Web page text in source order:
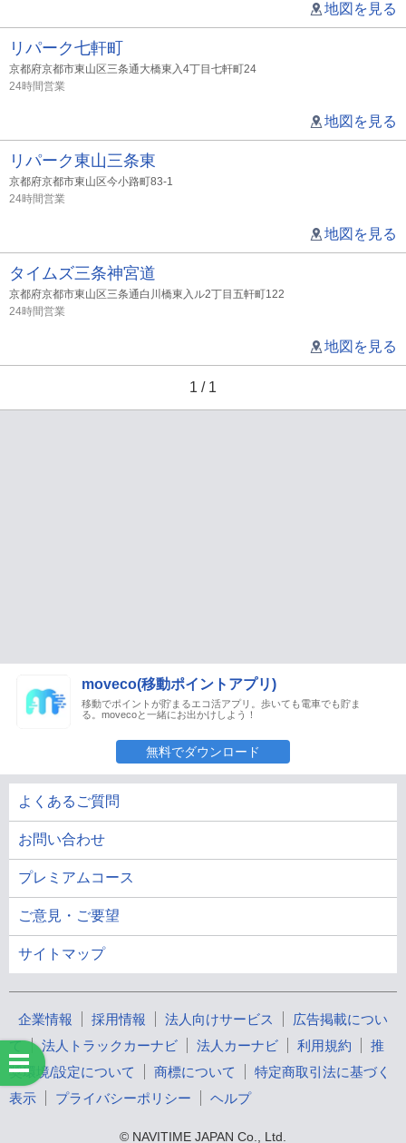
地図を見る
リパーク七軒町
京都府京都市東山区三条通大橋東入4丁目七軒町24
24時間営業
地図を見る
リパーク東山三条東
京都府京都市東山区今小路町83-1
24時間営業
地図を見る
タイムズ三条神宮道
京都府京都市東山区三条通白川橋東入ル2丁目五軒町122
24時間営業
地図を見る
1 / 1
moveco(移動ポイントアプリ)
移動でポイントが貯まるエコ活アプリ。歩いても電車でも貯ま
る。movecoと一緒にお出かけしよう！
無料でダウンロード
よくあるご質問
お問い合わせ
プレミアムコース
ご意見・ご要望
サイトマップ
企業情報 採用情報 法人向けサービス
広告掲載につい
て
法人トラックカーナビ 法人カーナビ 利用規約
推
奨環境/設定について
商標について
特定商取引法に基づく
表示
プライバシーポリシー ヘルプ
© NAVITIME JAPAN Co., Ltd.